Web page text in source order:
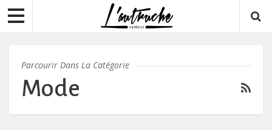
Parcourir Dans La Catégorie
Mode